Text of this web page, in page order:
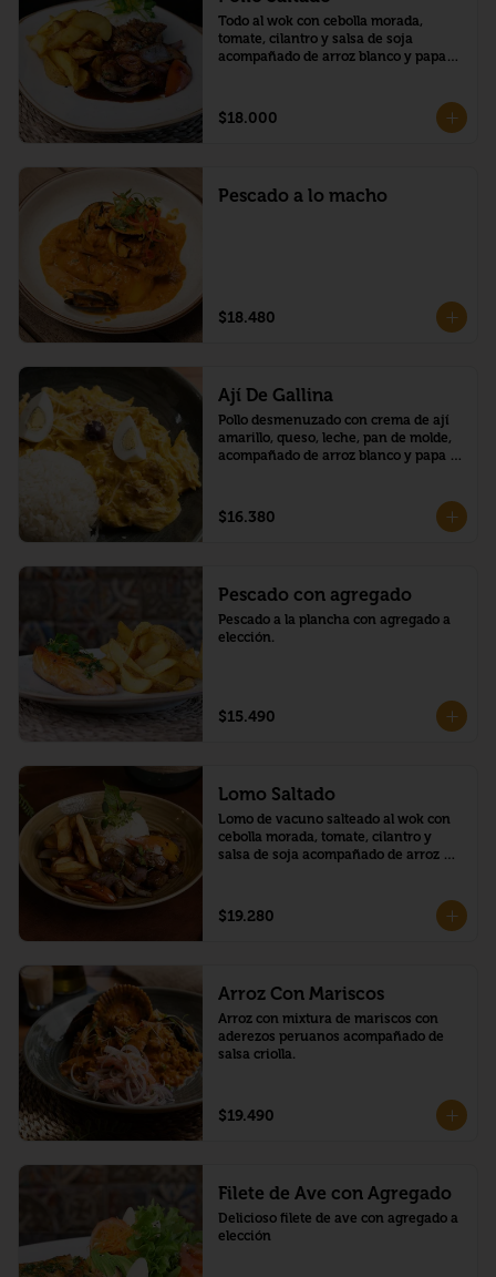
Todo al wok con cebolla morada,
tomate, cilantro y salsa de soja
acompañado de arroz blanco y papas
$18.000
Pescado a lo macho
$18.480
Ají De Gallina
Pollo desmenuzado con crema de ají
amarillo, queso, leche, pan de molde,
acompañado de arroz blanco y papa
$16.380
Pescado con agregado
Pescado a la plancha con agregado a
elección.
$15.490
Lomo Saltado
Lomo de vacuno salteado al wok con
cebolla morada, tomate, cilantro y
salsa de soja acompañado de arroz
$19.280
Arroz Con Mariscos
Arroz con mixtura de mariscos con
aderezos peruanos acompañado de
salsa criolla.
$19.490
Filete de Ave con Agregado
Delicioso filete de ave con agregado a
elección